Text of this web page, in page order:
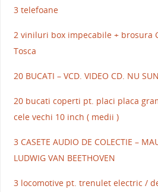
3 telefoane
2 viniluri box impecabile + brosura
Tosca
20 BUCATI – VCD. VIDEO CD. NU
20 bucati coperti pt. placi placa
cele vechi 10 inch ( medii )
3 CASETE AUDIO DE COLECTIE –
LUDWIG VAN BEETHOVEN
3 locomotive pt. trenulet electric /